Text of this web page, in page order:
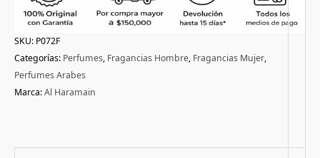
SKU: P072F
Categorías: Perfumes, Fragancias Hombre, Fragancias Mujer,
Perfumes Arabes
Marca:Al Haramain